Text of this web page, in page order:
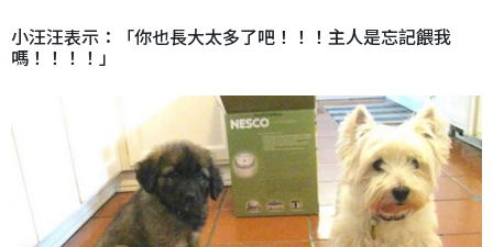
小汪汪表示：「你也長大太多了吧！！！主人是忘記餵我
嗎！！！！」